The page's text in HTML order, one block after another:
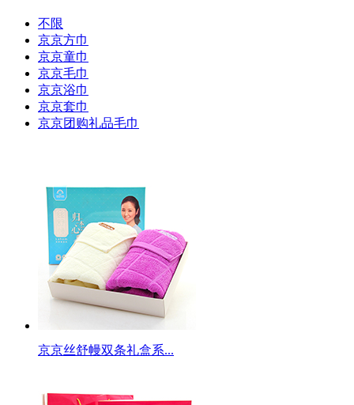
不限
京京方巾
京京童巾
京京毛巾
京京浴巾
京京套巾
京京团购礼品毛巾
京京丝舒幔双条礼盒系...